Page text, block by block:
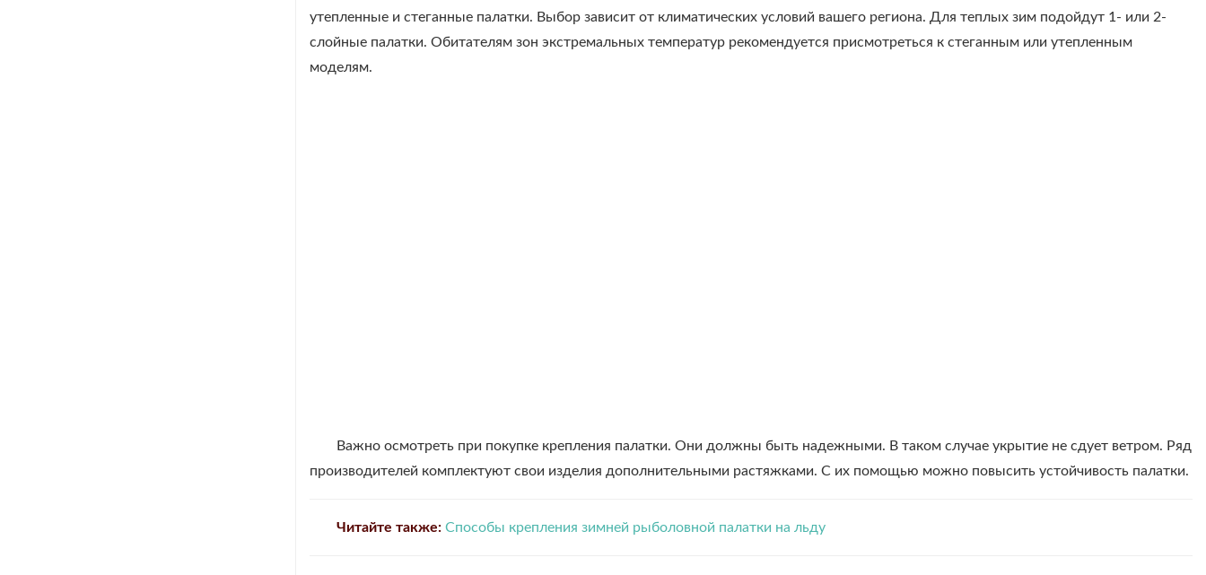
утепленные и стеганные палатки. Выбор зависит от климатических условий вашего региона. Для теплых зим подойдут 1- или 2-
слойные палатки. Обитателям зон экстремальных температур рекомендуется присмотреться к стеганным или утепленным
моделям.
Важно осмотреть при покупке крепления палатки. Они должны быть надежными. В таком случае укрытие не сдует ветром. Ряд
производителей комплектуют свои изделия дополнительными растяжками. С их помощью можно повысить устойчивость палатки.
Читайте также: Способы крепления зимней рыболовной палатки на льду